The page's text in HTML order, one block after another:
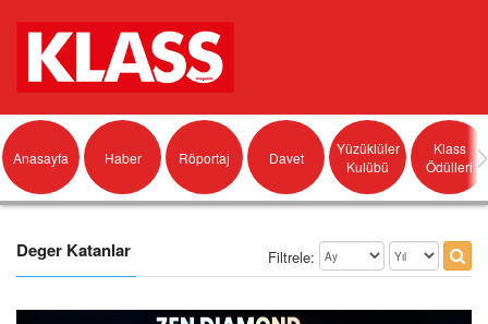
Anasayfa Haber Röportaj Davet
Yüzüklüler
Kulübü
Klass
Ödülleri
Deger Katanlar Filtrele: